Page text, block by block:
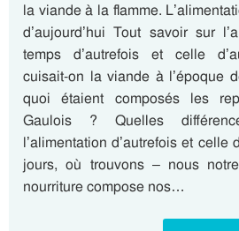
la viande à la flamme.
d’aujourd’hui Tout savoir sur
temps d’autrefois et celle
cuisait-on la viande à l’époque
quoi étaient composés les
Gaulois ? Quelles
l’alimentation d’autrefois et celle
jours, où trouvons – nous
nourriture compose nos…